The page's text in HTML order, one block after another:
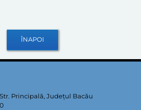
Principală, Județul Bacău